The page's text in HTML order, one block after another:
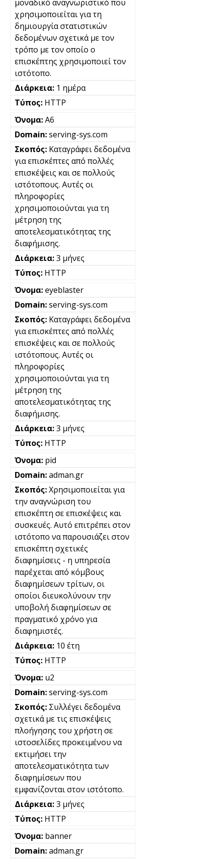
μοναδικό αναγνωριστικό που
χρησιμοποιείται για τη
δημιουργία στατιστικών
δεδομένων σχετικά με τον
τρόπο με τον οποίο ο
επισκέπτης χρησιμοποιεί τον
ιστότοπο.
1 ημέρα
HTTP
A6
serving-sys.com
Καταγράφει δεδομένα
για επισκέπτες από πολλές
επισκέψεις και σε πολλούς
ιστότοπους. Αυτές οι
πληροφορίες
χρησιμοποιούνται για τη
μέτρηση της
αποτελεσματικότητας της
διαφήμισης.
3 μήνες
HTTP
eyeblaster
serving-sys.com
Καταγράφει δεδομένα
για επισκέπτες από πολλές
επισκέψεις και σε πολλούς
ιστότοπους. Αυτές οι
πληροφορίες
χρησιμοποιούνται για τη
μέτρηση της
αποτελεσματικότητας της
διαφήμισης.
3 μήνες
HTTP
pid
adman.gr
Χρησιμοποιείται για
την αναγνώριση του
επισκέπτη σε επισκέψεις και
συσκευές. Αυτό επιτρέπει στον
ιστότοπο να παρουσιάζει στον
επισκέπτη σχετικές
διαφημίσεις - η υπηρεσία
παρέχεται από κόμβους
διαφημίσεων τρίτων, οι
οποίοι διευκολύνουν την
υποβολή διαφημίσεων σε
πραγματικό χρόνο για
διαφημιστές.
10 έτη
HTTP
u2
serving-sys.com
Συλλέγει δεδομένα
σχετικά με τις επισκέψεις
πλοήγησης του χρήστη σε
ιστοσελίδες προκειμένου να
εκτιμήσει την
αποτελεσματικότητα των
διαφημίσεων που
εμφανίζονται στον ιστότοπο.
3 μήνες
HTTP
banner
adman.gr